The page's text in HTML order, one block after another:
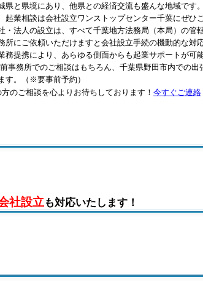
と県境にあり、他県との経済交流も盛んな地域です。
起業相談は会社設立ワンストップセンター千葉にぜひ
・法人の設立は、すべて千葉地方法務局（本局）の管
所にご依頼いただけますと会社設立手続の機動的な対
務提携により、あらゆる側面からも起業サポートが可
事務所でのご相談はもちろん、千葉県野田市内での出
す。（※要事前予約）
のご相談を心よりお待ちしております！ 今すぐご連絡
社設立 も対応いたします！